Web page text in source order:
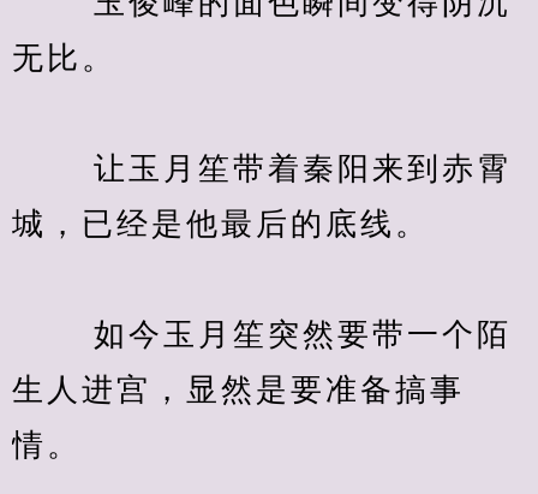
无比。
让玉月笙带着秦阳来到赤霄
城，已经是他最后的底线。
如今玉月笙突然要带一个陌
生人进宫，显然是要准备搞事
情。